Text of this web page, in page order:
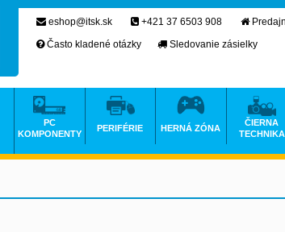
eshop@itsk.sk +421 37 6503 908
Často kladené otázky
Sledovanie zásielky
PC
KOMPONENTY
PERIFÉRIE HERNÁ ZÓNA
ČIERNA
TECHNIKA